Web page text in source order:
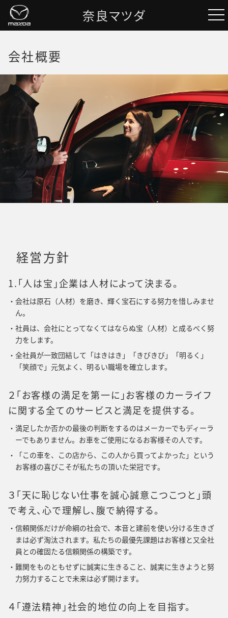
奈良マツダ
会社概要
経営方針
1.「人は宝」企業は人材によって決まる。
会社は原石（人材）を磨き、輝く宝石にする努力を惜しみませ
ん。
社員は、会社にとってなくてはならぬ宝（人材）と成るべく努
力をします。
全社員が一致団結して「はきはき」「きびきび」「明るく」
「笑顔で」元気よく、明るい職場を確立します。
２「お客様の満足を第一に」お客様のカーライフ
に関する全てのサービスと満足を提供する。
満足したか否かの最後の判断をするのはメーカーでもディーラ
ーでもありません。お車をご使用になるお客様その人です。
「この車を、この店から、この人から買ってよかった」という
お客様の喜びこそが私たちの頂いた栄冠です。
３「天に恥じない仕事を誠心誠意こつこつと」頭
で考え、心で理解し、腹で納得する。
信頼関係だけが命綱の社会で、本音と建前を使い分ける生きざ
まは必ず淘汰されます。私たちの最優先課題はお客様と又全社
員との確固たる信頼関係の構築です。
難関をものともせずに誠実に生きること、誠実に生きようと努
力努力することで未来は必ず開けます。
４「遵法精神」社会的地位の向上を目指す。